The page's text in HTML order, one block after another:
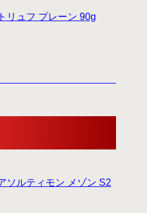
リュフ プレーン 90g
ソルティモン メゾン S2